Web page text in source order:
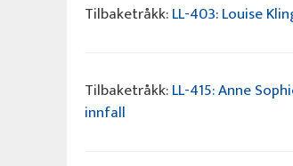
Tilbaketråkk:LL-403: Louise
Tilbaketråkk:LL-415: Anne
innfall